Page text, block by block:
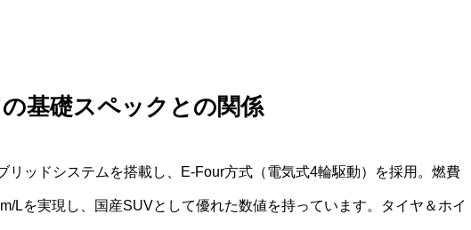
基礎スペックとの関係
リッドシステムを搭載し、E-Four方式（電気式4輪駆動）を採用。燃費
Lを実現し、国産SUVとして優れた数値を持っています。タイヤ＆ホイ